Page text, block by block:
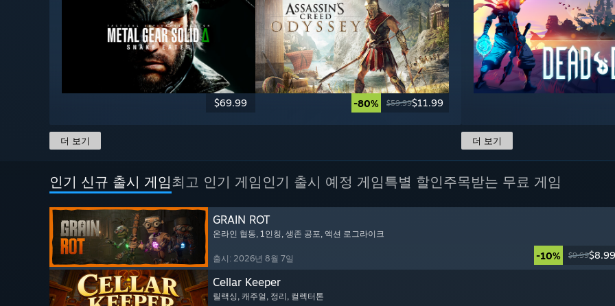
$69.99 -80% $59.99$11.99
더 보기 더 보기
인기 신규 출시 게임최고 인기 게임 인기 출시 예정 게임특별 할인주목받는 무료 게임
GRAIN ROT
온라인 협동, 1인칭, 생존 공포, 액션 로그라이크
출시: 2026년 8월 7일 -10% $9.99$8.99
Cellar Keeper
릴랙싱, 캐주얼, 정리 , 컬렉터톤